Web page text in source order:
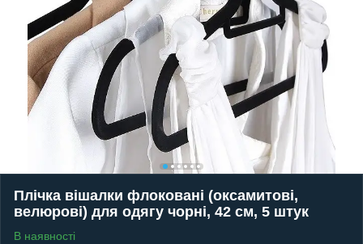
Плічка вішалки флоковані (оксамитові,
велюрові) для одягу чорні, 42 см, 5 штук
В наявності